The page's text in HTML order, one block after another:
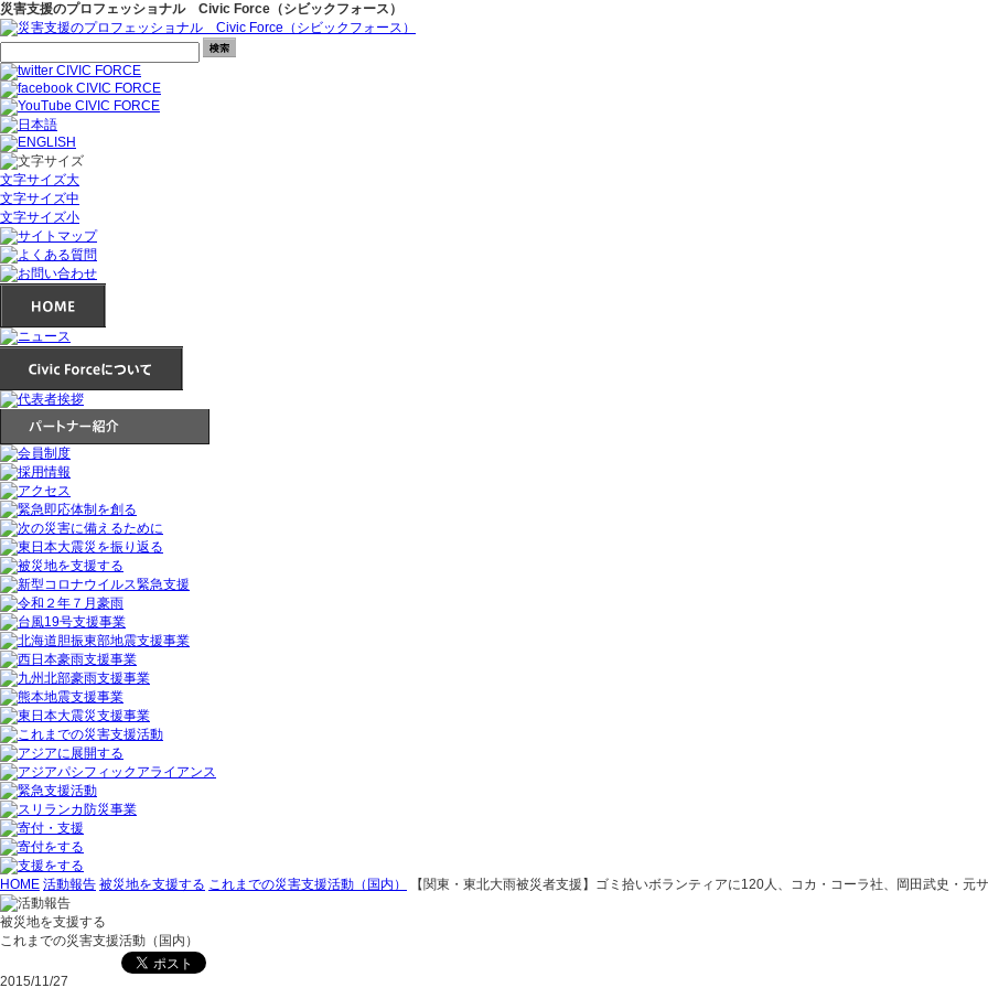
災害支援のプロフェッショナル Civic Force（シビックフォース）
文字サイズ大
文字サイズ中
文字サイズ小
HOME 活動報告 被災地を支援する これまでの災害支援活動（国内） 【関東・東北大雨被災者支援】ゴミ拾いボランティアに120人、コカ・コーラ社、岡田武史・元
被災地を支援する
これまでの災害支援活動（国内）
2015/11/27